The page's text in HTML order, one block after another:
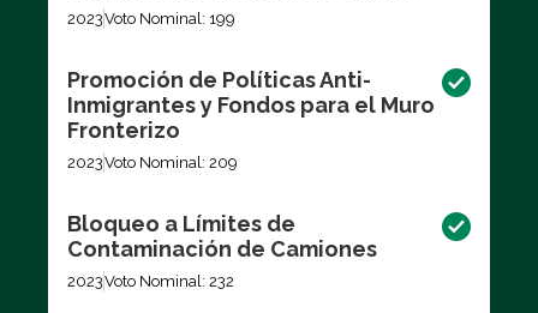
2023Voto Nominal: 199
Promoción de Políticas Anti-
Inmigrantes y Fondos para el Muro
Fronterizo
2023Voto Nominal: 209
Bloqueo a Límites de
Contaminación de Camiones
2023Voto Nominal: 232